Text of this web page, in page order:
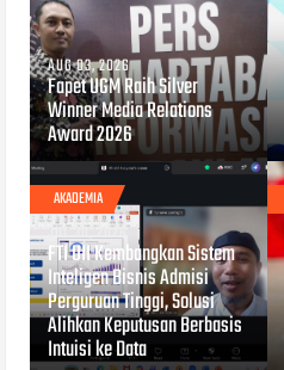
AUG 03, 2026
Fapet UGM Raih Silver
Winner Media Relations
Award 2026
AKADEMIA
JUL 30, 2026
FTI UII Kembangkan Sistem
Inteligen Bisnis Admisi
Perguruan Tinggi, Solusi
Alihkan Keputusan Berbasis
Intuisi ke Data